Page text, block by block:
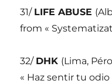
31/ LIFE ABUSE
from «
32/ DHK (Lima,
« Haz sentir tu odio